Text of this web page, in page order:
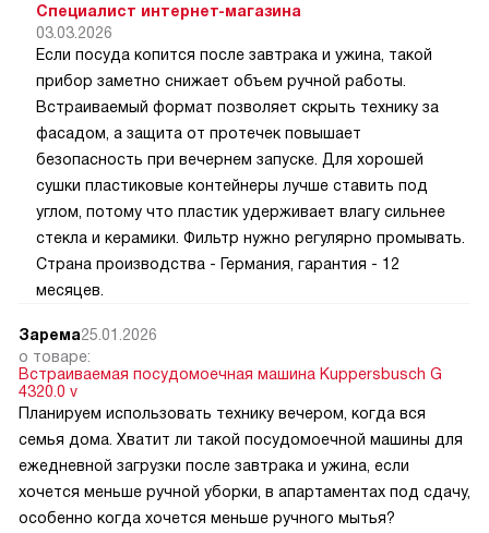
Специалист интернет-магазина
03.03.2026
Если посуда копится после завтрака и ужина, такой
прибор заметно снижает объем ручной работы.
Встраиваемый формат позволяет скрыть технику за
фасадом, а защита от протечек повышает
безопасность при вечернем запуске. Для хорошей
сушки пластиковые контейнеры лучше ставить под
углом, потому что пластик удерживает влагу сильнее
стекла и керамики. Фильтр нужно регулярно промывать.
Страна производства - Германия, гарантия - 12
месяцев.
Зарема25.01.2026
о товаре:
Встраиваемая посудомоечная машина Kuppersbusch G
4320.0 v
Планируем использовать технику вечером, когда вся
семья дома. Хватит ли такой посудомоечной машины для
ежедневной загрузки после завтрака и ужина, если
хочется меньше ручной уборки, в апартаментах под сдачу,
особенно когда хочется меньше ручного мытья?